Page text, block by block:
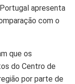
apresenta
com o
que os
do Centro de
por parte de